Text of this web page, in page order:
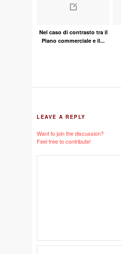
Nel caso di contrasto tra il
Piano commerciale e il...
LEAVE A REPLY
Want to join the discussion?
Feel free to contribute!